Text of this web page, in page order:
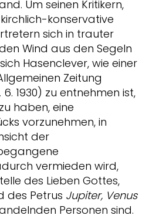
Um seinen Kritikern,
konservative
sich in trauter
Wind aus den Segeln
Hasenclever, wie einer
Zeitung
1930) zu entnehmen ist,
haben, eine
vorzunehmen, in
der
vermieden wird,
des Lieben Gottes,
des Petrus Jupiter, Venus
Personen sind.